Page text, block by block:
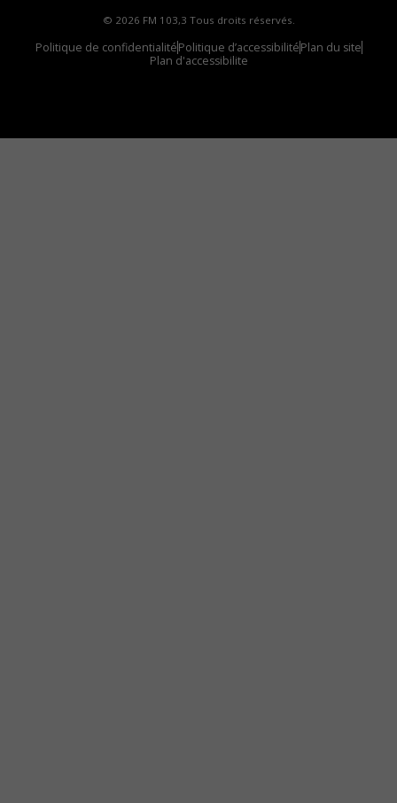
© 2026 FM 103,3 Tous droits réservés.
Politique de confidentialitéPolitique d’accessibilitéPlan du site
Plan d'accessibilite